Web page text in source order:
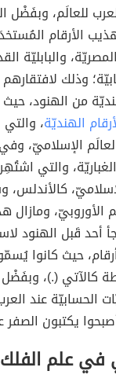
للعالَم، وبفَضْل
الأرقام
والبابليّة
وذلك
من الهنود،
الهنديّة،
الإسلاميّ، وفي
والتي
كالأندلس،
الأوروبيّ،
أحد قَبل الهنود
حيث كانوا
كالآتي (.)،
الحسابيّة عند
يكتبون
في علم الفلك